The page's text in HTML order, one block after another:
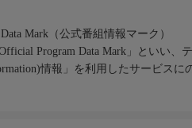
Mark（公式番組情報マーク）
Program Data Mark」といい、
情報」を利用したサービスに